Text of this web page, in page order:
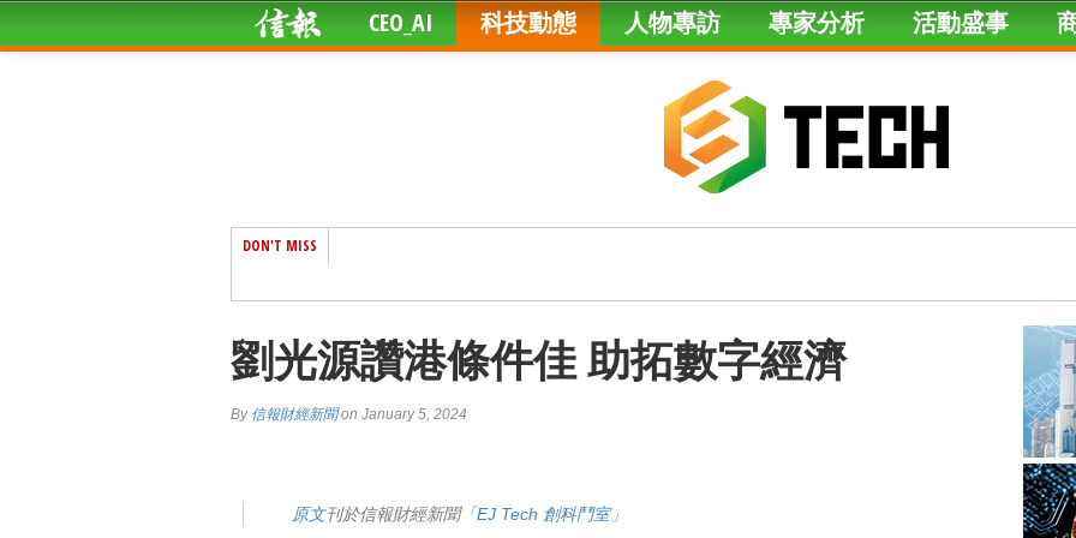
CEO_AI 科技動態 人物專訪 專家分析 活動盛事
DON'T MISS
劉光源讚港條件佳 助拓數字經濟
By 信報財經新聞on January 5, 2024
原文刊於信報財經新聞「EJ Tech 創科鬥室」